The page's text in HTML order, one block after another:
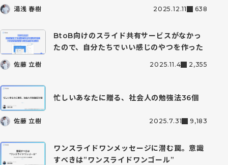
湯浅 春樹 2025.12.11 638
BtoB向けのスライド共有サービスがなかっ
たので、自分たちでいい感じのやつを作った
佐藤 立樹 2025.11.4 2,355
忙しいあなたに贈る、社会人の勉強法36個
佐藤 立樹 2025.7.31 9,183
ワンスライドワンメッセージに潜む罠。意識
すべきは”ワンスライドワンゴール”